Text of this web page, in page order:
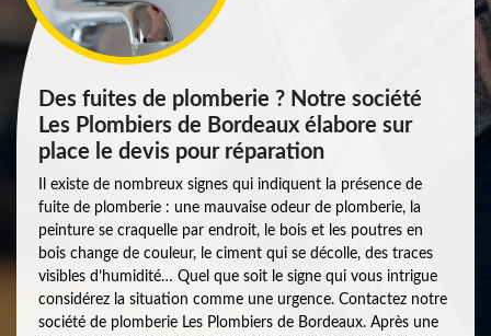
Des fuites de plomberie ? Notre société
Les Plombiers de Bordeaux élabore sur
place le devis pour réparation
Il existe de nombreux signes qui indiquent la présence de
fuite de plomberie : une mauvaise odeur de plomberie, la
peinture se craquelle par endroit, le bois et les poutres en
bois change de couleur, le ciment qui se décolle, des traces
visibles d’humidité… Quel que soit le signe qui vous intrigue
considérez la situation comme une urgence. Contactez notre
société de plomberie Les Plombiers de Bordeaux. Après une